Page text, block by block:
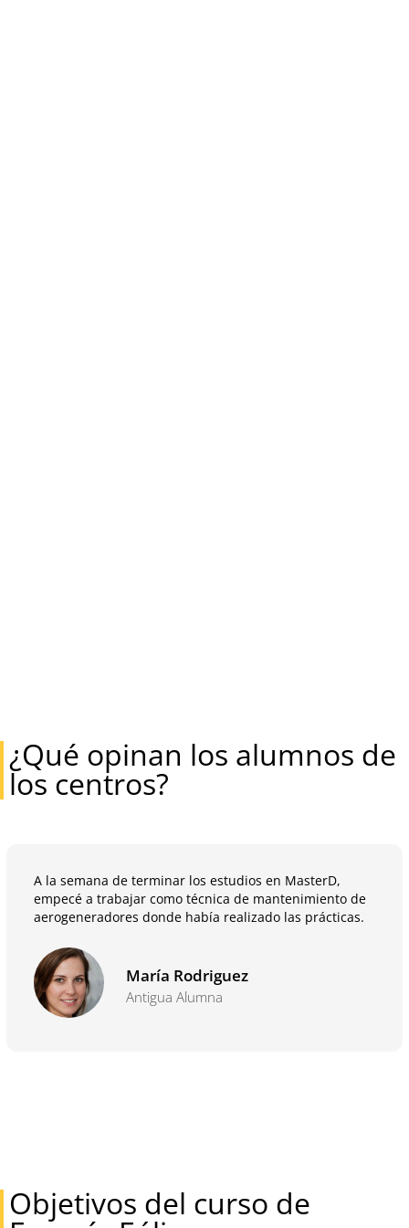
¿Qué opinan los alumnos de
los centros?
A la semana de terminar los estudios en MasterD,
empecé a trabajar como técnica de mantenimiento de
aerogeneradores donde había realizado las prácticas.
María Rodriguez
Antigua Alumna
Objetivos del curso de